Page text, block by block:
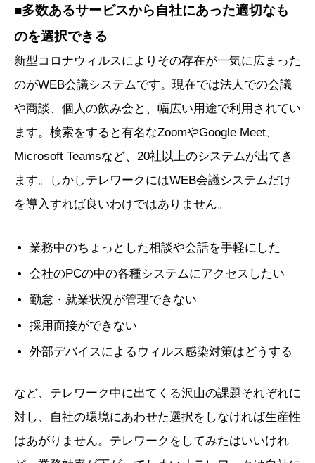
■多数あるサービスから自社にあった適切なも
のを選択できる
新型コロナウィルスによりその存在が一気に広まった
のがWEB会議システムです。現在では法人での会議
や商談、個人の飲み会と、幅広い用途で利用されてい
ます。検索をすると有名なZoomやGoogle Meet、
Microsoft Teamsなど、20社以上のシステムが出てき
ます。しかしテレワークにはWEB会議システムだけ
を導入すれば良いわけではありません。
業務中のちょっとした相談や会話を手軽にした
会社のPCの中の各種システムにアクセスしたい
勤怠・就業状況が管理できない
採用面接ができない
外部デバイスによるウィルス感染対策はどうする
など、テレワーク中に出てくる沢山の課題それぞれに
対し、自社の環境にあわせた選択をしなければ生産性
はあがりません。テレワークをしてみたはいいけれ